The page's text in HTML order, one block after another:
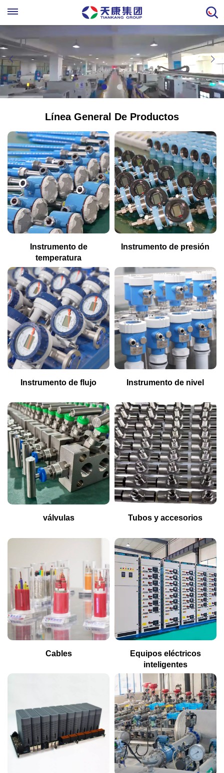
Línea General De Productos
Instrumento de
temperatura
Instrumento de presión
Instrumento de flujo Instrumento de nivel
válvulas Tubos y accesorios
Cables
Equipos eléctricos
inteligentes